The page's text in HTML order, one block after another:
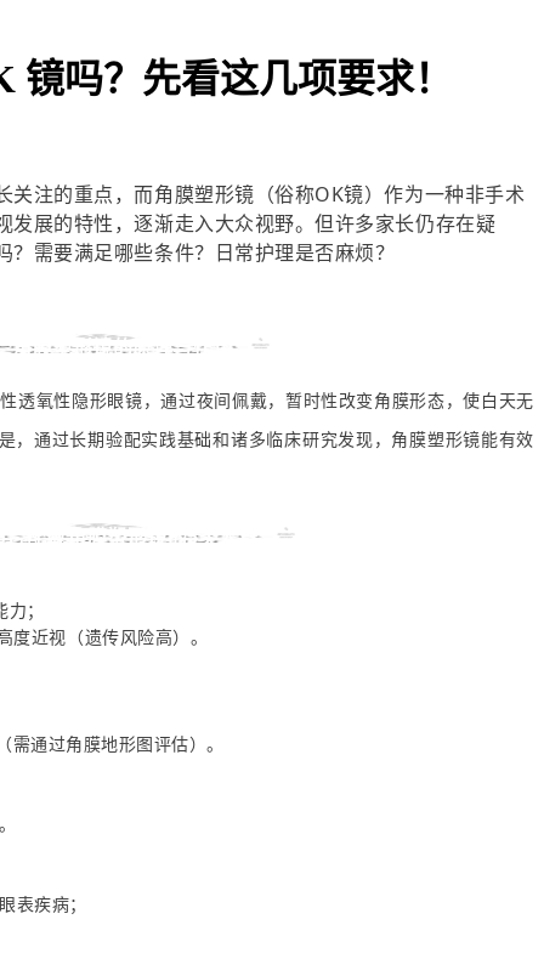
吗？先看这几项要求！
关注的重点，而角膜塑形镜（俗称OK镜）作为一种非手术
发展的特性，逐渐走入大众视野。但许多家长仍存在疑
需要满足哪些条件？日常护理是否麻烦？
角膜塑形镜的原理与作用
透氧性隐形眼镜，通过夜间佩戴，暂时性改变角膜形态，使白天无
，通过长期验配实践基础和诸多临床研究发现，角膜塑形镜能有效
合配戴角膜塑形镜的5类人群
；
近视（遗传风险高）。
通过角膜地形图评估）。
表疾病；